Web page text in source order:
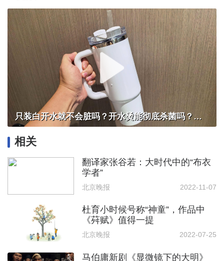
只装白开水就不会脏吗？开水烫能彻底杀菌吗？感控专家详解“吸管杯”藏菌真相｜都视频·热观察
相关
翻译家张谷若：大时代中的“布衣
学者”
北京晚报 2022-11-07
杜育小时候号称“神童”，作品中
《荈赋》值得一提
北京晚报 2022-07-25
马伯庸新剧《显微镜下的大明》